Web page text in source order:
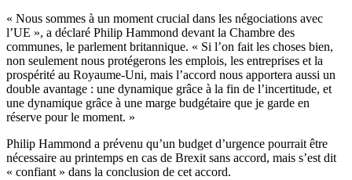
« Nous sommes à un moment crucial dans les négociations avec
l’UE », a déclaré Philip Hammond devant la Chambre des
communes, le parlement britannique. « Si l’on fait les choses bien,
non seulement nous protégerons les emplois, les entreprises et la
prospérité au Royaume-Uni, mais l’accord nous apportera aussi un
double avantage : une dynamique grâce à la fin de l’incertitude, et
une dynamique grâce à une marge budgétaire que je garde en
réserve pour le moment. »
Philip Hammond a prévenu qu’un budget d’urgence pourrait être
nécessaire au printemps en cas de Brexit sans accord, mais s’est dit
« confiant » dans la conclusion de cet accord.